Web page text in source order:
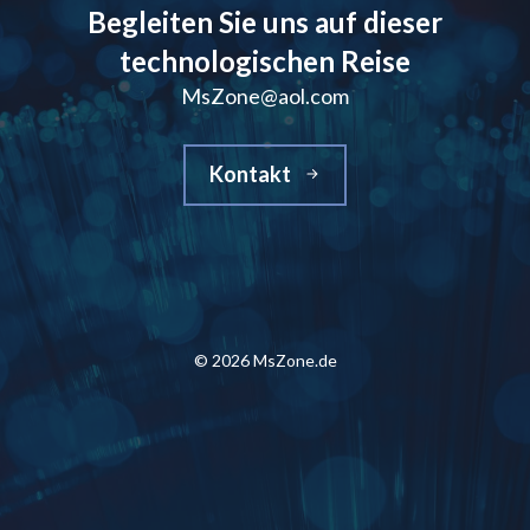
Begleiten Sie uns auf dieser
technologischen Reise
MsZone@aol.com
Kontakt
© 2026 MsZone.de